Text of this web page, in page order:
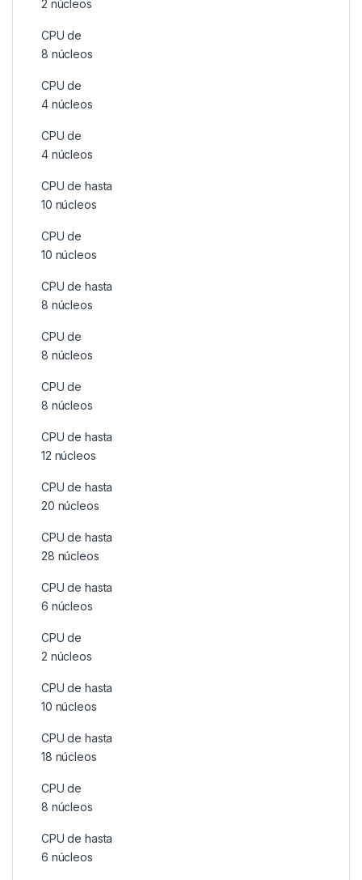
2 núcleos
CPU de
8 núcleos
CPU de
4 núcleos
CPU de
4 núcleos
CPU de hasta
10 núcleos
CPU de
10 núcleos
CPU de hasta
8 núcleos
CPU de
8 núcleos
CPU de
8 núcleos
CPU de hasta
12 núcleos
CPU de hasta
20 núcleos
CPU de hasta
28 núcleos
CPU de hasta
6 núcleos
CPU de
2 núcleos
CPU de hasta
10 núcleos
CPU de hasta
18 núcleos
CPU de
8 núcleos
CPU de hasta
6 núcleos